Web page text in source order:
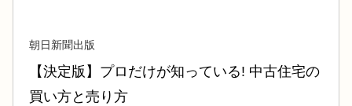
朝日新聞出版
【決定版】プロだけが知っている! 中古住宅の
買い方と売り方